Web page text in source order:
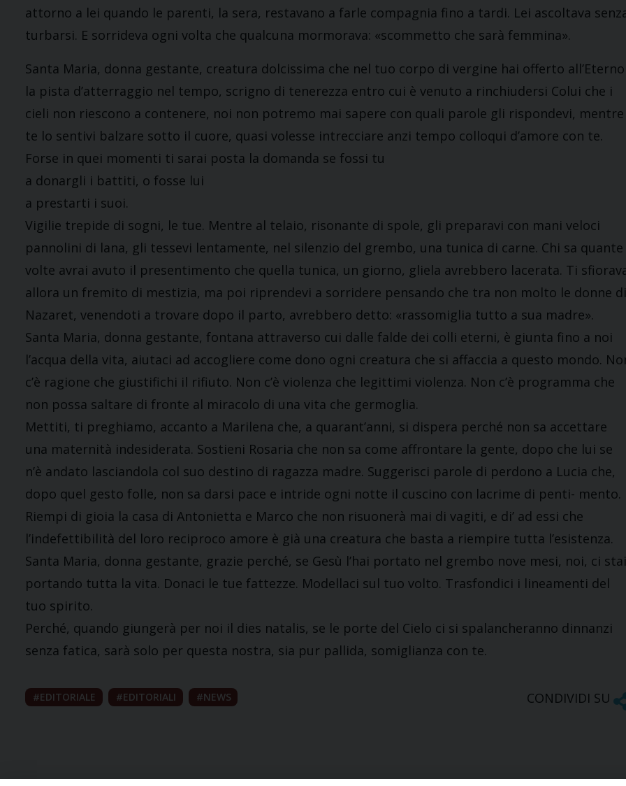
attorno a lei quando le parenti, la sera, restavano a farle compagnia fino a tardi. Lei ascoltava
turbarsi. E sorrideva ogni volta che qualcuna mormorava: «scommetto che sarà femmina».
Santa Maria, donna gestante, creatura dolcissima che nel tuo corpo di vergine hai offerto all’Eterno
la pista d’atterraggio nel tempo, scrigno di tenerezza entro cui è venuto a rinchiudersi Colui che i
cieli non riescono a contenere, noi non potremo mai sapere con quali parole gli rispondevi, mentre
te lo sentivi balzare sotto il cuore, quasi volesse intrecciare anzi tempo colloqui d’amore con te.
Forse in quei momenti ti sarai posta la domanda se fossi tu
a donargli i battiti, o fosse lui
a prestarti i suoi.
Vigilie trepide di sogni, le tue. Mentre al telaio, risonante di spole, gli preparavi con mani veloci
pannolini di lana, gli tessevi lentamente, nel silenzio del grembo, una tunica di carne. Chi sa quante
volte avrai avuto il presentimento che quella tunica, un giorno, gliela avrebbero lacerata. Ti
allora un fremito di mestizia, ma poi riprendevi a sorridere pensando che tra non molto le donne di
Nazaret, venendoti a trovare dopo il parto, avrebbero detto: «rassomiglia tutto a sua madre».
Santa Maria, donna gestante, fontana attraverso cui dalle falde dei colli eterni, è giunta fino a noi
l’acqua della vita, aiutaci ad accogliere come dono ogni creatura che si affaccia a questo mondo.
c’è ragione che giustifichi il rifiuto. Non c’è violenza che legittimi violenza. Non c’è programma che
non possa saltare di fronte al miracolo di una vita che germoglia.
Mettiti, ti preghiamo, accanto a Marilena che, a quarant’anni, si dispera perché non sa accettare
una maternità indesiderata. Sostieni Rosaria che non sa come affrontare la gente, dopo che lui se
n’è andato lasciandola col suo destino di ragazza madre. Suggerisci parole di perdono a Lucia che,
dopo quel gesto folle, non sa darsi pace e intride ogni notte il cuscino con lacrime di penti- mento.
Riempi di gioia la casa di Antonietta e Marco che non risuonerà mai di vagiti, e di’ ad essi che
l’indefettibilità del loro reciproco amore è già una creatura che basta a riempire tutta l’esistenza.
Santa Maria, donna gestante, grazie perché, se Gesù l’hai portato nel grembo nove mesi, noi, ci stai
portando tutta la vita. Donaci le tue fattezze. Modellaci sul tuo volto. Trasfondici i lineamenti del
tuo spirito.
Perché, quando giungerà per noi il dies natalis, se le porte del Cielo ci si spalancheranno dinnanzi
senza fatica, sarà solo per questa nostra, sia pur pallida, somiglianza con te.
EDITORIALE EDITORIALI NEWS CONDIVIDI SU